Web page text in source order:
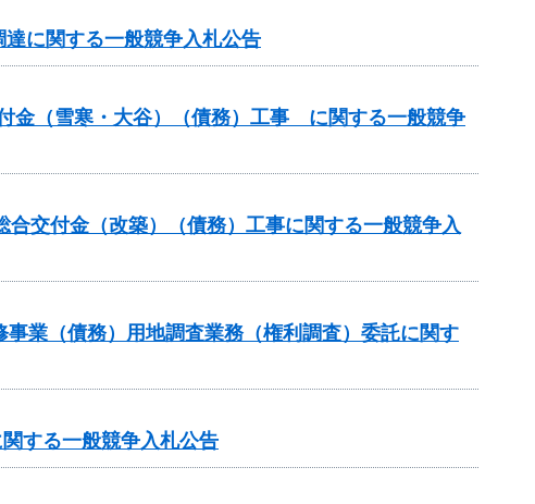
に関する一般競争入札公告
（雪寒・大谷）（債務）工事 に関する一般競争
交付金（改築）（債務）工事に関する一般競争入
業（債務）用地調査業務（権利調査）委託に関す
する一般競争入札公告